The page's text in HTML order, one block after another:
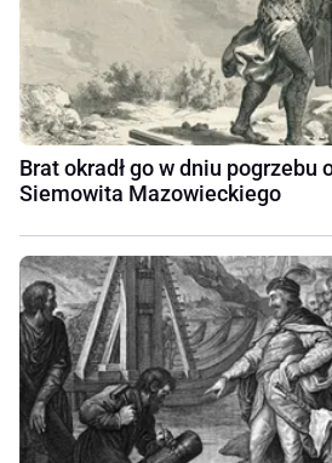
Brat okradł go w dniu pogrzebu
Siemowita Mazowieckiego